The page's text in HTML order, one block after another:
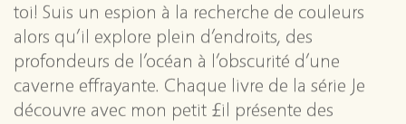
toi! Suis un espion à la recherche de couleurs
alors qu’il explore plein d’endroits, des
profondeurs de l’océan à l’obscurité d’une
caverne effrayante. Chaque livre de la série Je
découvre avec mon petit £il présente des